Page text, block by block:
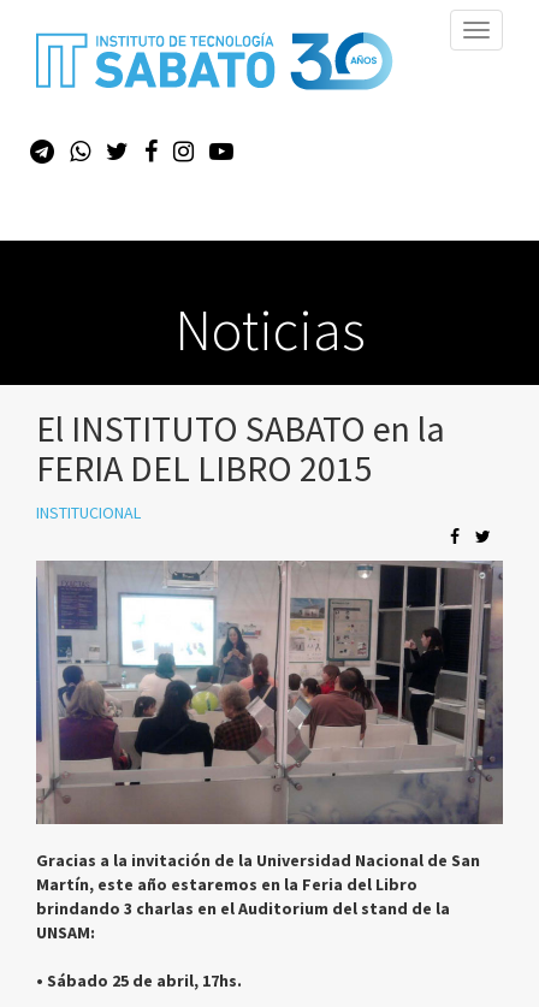
Toggle
Noticias
El INSTITUTO SABATO en la
FERIA DEL LIBRO 2015
INSTITUCIONAL
Gracias a la invitación de la Universidad Nacional de San
Martín, este año estaremos en la Feria del Libro
brindando 3 charlas en el Auditorium del stand de la
UNSAM:
• Sábado 25 de abril, 17hs.